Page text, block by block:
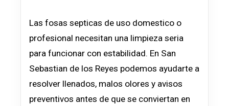
Las fosas septicas de uso domestico o
profesional necesitan una limpieza seria
para funcionar con estabilidad. En San
Sebastian de los Reyes podemos ayudarte a
resolver llenados, malos olores y avisos
preventivos antes de que se conviertan en